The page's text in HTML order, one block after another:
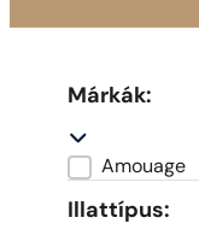
Márkák:
MarkaAmouage
Illattípus: